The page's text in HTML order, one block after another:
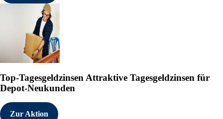
Top-Tagesgeldzinsen Attraktive Tagesgeldzinsen für
Depot-Neukunden
Zur Aktion